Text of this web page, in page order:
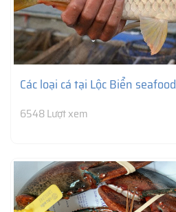
Các loại cá tại Lộc Biển seafood
6548 Lượt xem